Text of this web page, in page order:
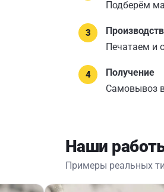
Подберём
Печатаем и
Получение
Самовывоз
Наши
Примеры реальных